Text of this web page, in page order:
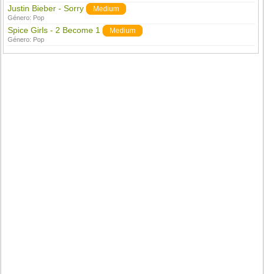
Justin Bieber - Sorry Medium
Género: Pop
Spice Girls - 2 Become 1 Medium
Género: Pop